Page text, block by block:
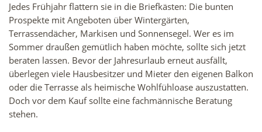
Jedes Frühjahr flattern sie in die Briefkästen: Die bunten
Prospekte mit Angeboten über Wintergärten,
Terrassendächer, Markisen und Sonnensegel. Wer es im
Sommer draußen gemütlich haben möchte, sollte sich jetzt
beraten lassen. Bevor der Jahresurlaub erneut ausfällt,
überlegen viele Hausbesitzer und Mieter den eigenen Balkon
oder die Terrasse als heimische Wohlfühloase auszustatten.
Doch vor dem Kauf sollte eine fachmännische Beratung
stehen.